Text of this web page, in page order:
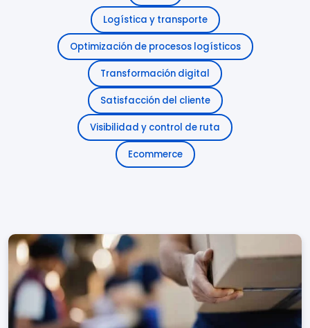
Logística y transporte
Optimización de procesos logísticos
Transformación digital
Satisfacción del cliente
Visibilidad y control de ruta
Ecommerce